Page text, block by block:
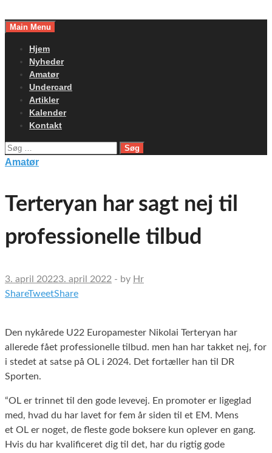
toMain Menu
Hjem
Nyheder
Amatør
Undercard
Artikler
Kalender
Kontakt
Søg
efter:
Amatør
Terteryan har sagt nej til
professionelle tilbud
3. april 20223. april 2022 - by Hr
ShareTweetShare
Den nykårede U22 Europamester Nikolai Terteryan har
allerede fået professionelle tilbud. men han har takket nej, for
i stedet at satse på OL i 2024. Det fortæller han til DR
Sporten.
“OL er trinnet til den gode levevej. En promoter er ligeglad
med, hvad du har lavet for fem år siden til et EM . Mens
et OL er noget, de fleste gode boksere kun oplever en gang.
Hvis du har kvalificeret dig til det, har du rigtig gode